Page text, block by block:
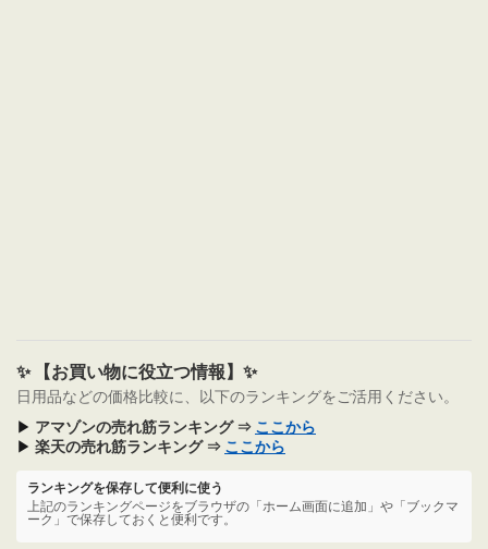
✨ 【お買い物に役立つ情報】✨
日用品などの価格比較に、以下のランキングをご活用ください。
▶ アマゾンの売れ筋ランキング ⇒ ここから
▶ 楽天の売れ筋ランキング ⇒ ここから
ランキングを保存して便利に使う
上記のランキングページをブラウザの「ホーム画面に追加」や「ブックマ
ーク」で保存しておくと便利です。